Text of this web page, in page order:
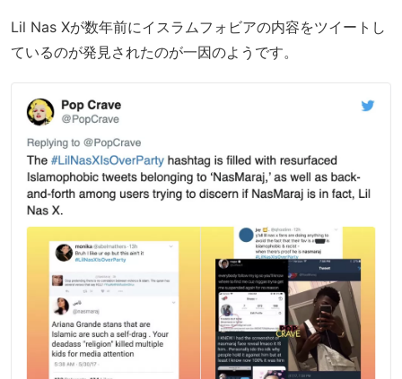
Lil Nas Xが数年前にイスラムフォビアの内容をツイートし
ているのが発見されたのが一因のようです。